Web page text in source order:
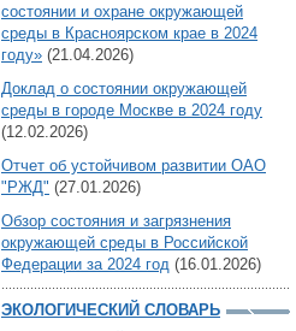
состоянии и охране окружающей
среды в Красноярском крае в 2024
году» (21.04.2026)
Доклад о состоянии окружающей
среды в городе Москве в 2024 году
(12.02.2026)
Отчет об устойчивом развитии ОАО
"РЖД" (27.01.2026)
Обзор состояния и загрязнения
окружающей среды в Российской
Федерации за 2024 год (16.01.2026)
ЭКОЛОГИЧЕСКИЙ СЛОВАРЬ